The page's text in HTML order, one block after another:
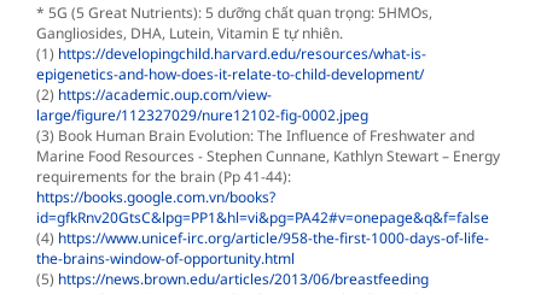
* 5G (5 Great Nutrients): 5 dưỡng chất quan trọng: 5HMOs,
Gangliosides, DHA, Lutein, Vitamin E tự nhiên.
(1) https://developingchild.harvard.edu/resources/what-is-
epigenetics-and-how-does-it-relate-to-child-development/
(2) https://academic.oup.com/view-
large/figure/112327029/nure12102-fig-0002.jpeg
(3) Book Human Brain Evolution: The Influence of Freshwater and
Marine Food Resources - Stephen Cunnane, Kathlyn Stewart – Energy
requirements for the brain (Pp 41-44):
https://books.google.com.vn/books?
id=gfkRnv20GtsC&lpg=PP1&hl=vi&pg=PA42#v=onepage&q&f=false
(4) https://www.unicef-irc.org/article/958-the-first-1000-days-of-life-
the-brains-window-of-opportunity.html
(5) https://news.brown.edu/articles/2013/06/breastfeeding